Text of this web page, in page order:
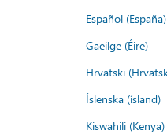
Español (España)
Gaeilge (Éire)
Hrvatski
Íslenska (ísland)
Kiswahili (Kenya)